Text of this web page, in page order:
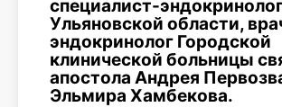
специалист-
Ульяновской области,
эндокринолог Городской
клинической больницы
апостола Андрея
Эльмира Хамбекова.